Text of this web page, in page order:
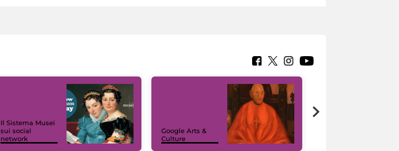
Il Sistema Musei
sui social
network
Google Arts &
Culture